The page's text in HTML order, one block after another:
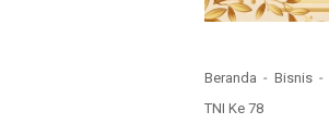
Beranda Bisnis
TNI Ke 78